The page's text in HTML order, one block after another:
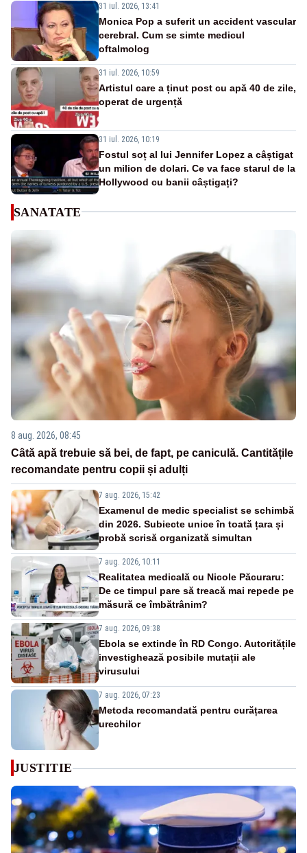
31 iul. 2026, 13:41
Monica Pop a suferit un accident vascular
cerebral. Cum se simte medicul
oftalmolog
31 iul. 2026, 10:59
Artistul care a ținut post cu apă 40 de zile,
operat de urgență
31 iul. 2026, 10:19
Fostul soț al lui Jennifer Lopez a câștigat
un milion de dolari. Ce va face starul de la
Hollywood cu banii câștigați?
SANATATE
8 aug. 2026, 08:45
Câtă apă trebuie să bei, de fapt, pe caniculă. Cantitățile
recomandate pentru copii și adulți
7 aug. 2026, 15:42
Examenul de medic specialist se schimbă
din 2026. Subiecte unice în toată țara și
probă scrisă organizată simultan
7 aug. 2026, 10:11
Realitatea medicală cu Nicole Păcuraru:
De ce timpul pare să treacă mai repede pe
măsură ce îmbătrânim?
7 aug. 2026, 09:38
Ebola se extinde în RD Congo. Autoritățile
investighează posibile mutații ale
virusului
7 aug. 2026, 07:23
Metoda recomandată pentru curățarea
urechilor
JUSTITIE